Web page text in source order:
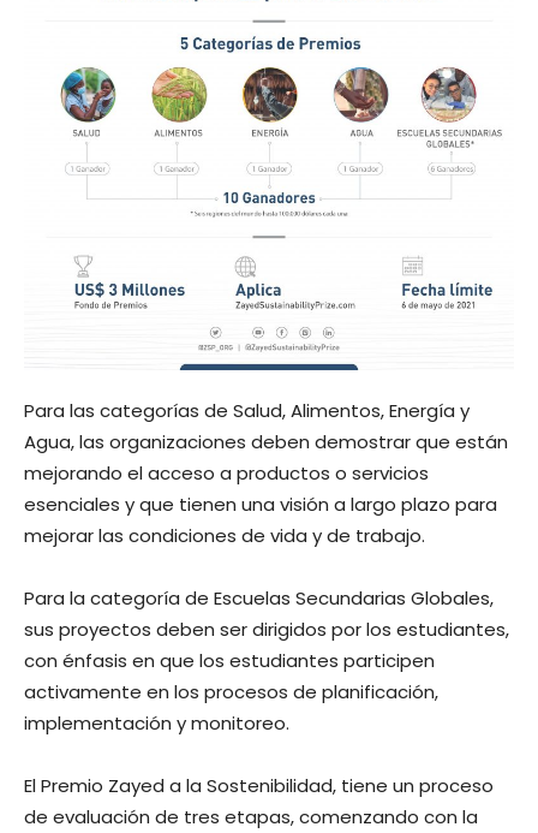
Para las categorías de Salud, Alimentos, Energía y
Agua, las organizaciones deben demostrar que están
mejorando el acceso a productos o servicios
esenciales y que tienen una visión a largo plazo para
mejorar las condiciones de vida y de trabajo.
Para la categoría de Escuelas Secundarias Globales,
sus proyectos deben ser dirigidos por los estudiantes,
con énfasis en que los estudiantes participen
activamente en los procesos de planificación,
implementación y monitoreo.
El Premio Zayed a la Sostenibilidad, tiene un proceso
de evaluación de tres etapas, comenzando con la